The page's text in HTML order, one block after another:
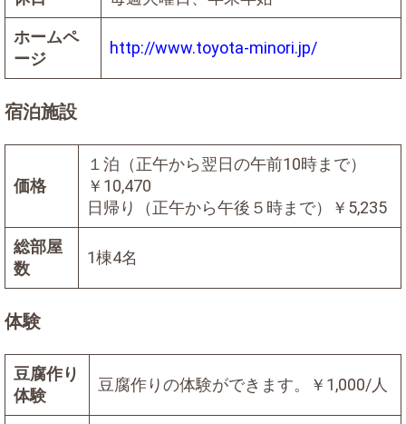
ホームペ
ージ
http://www.toyota-minori.jp/
宿泊施設
価格
１泊（正午から翌日の午前10時まで）
￥10,470
日帰り（正午から午後５時まで）￥5,235
総部屋
数
1棟4名
体験
豆腐作り
体験
豆腐作りの体験ができます。￥1,000/人